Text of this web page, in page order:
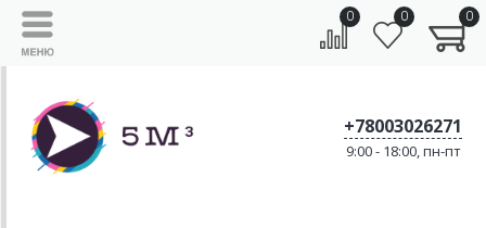
0 0 0
+78003026271
9:00 - 18:00, пн-пт